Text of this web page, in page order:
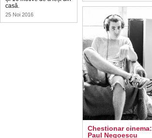
casă.
25 Noi 2016
Chestionar cinema:
Paul Negoescu